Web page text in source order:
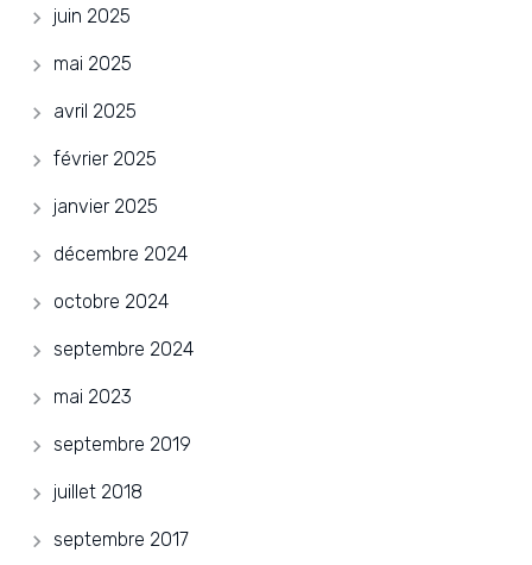
juin 2025
mai 2025
avril 2025
février 2025
janvier 2025
décembre 2024
octobre 2024
septembre 2024
mai 2023
septembre 2019
juillet 2018
septembre 2017